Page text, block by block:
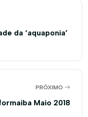
da ‘aquaponia’
PRÓXIMO
Maio 2018